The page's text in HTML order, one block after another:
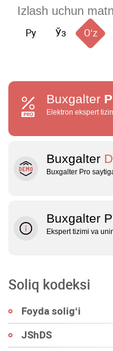
Ру Ўз Oʻz
Buxgalter
Elektron ekspert
Buxgalter
Buxgalter Pro
Buxgalter
Ekspert tizimi va
Soliq kodeksi
Foyda soligʻi
JShDS